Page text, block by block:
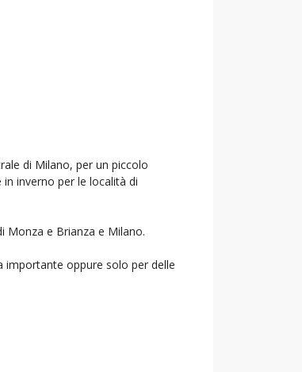
di Milano, per un piccolo
inverno per le località di
Monza e Brianza e Milano.
importante oppure solo per delle